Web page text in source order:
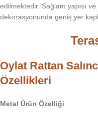
edilmektedir. Sağlam yapısı
dekorasyonunda geniş yer
Oylat Rattan
Özellikleri
Metal Ürün Özelliği